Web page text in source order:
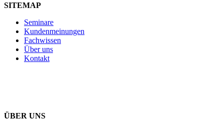
SITEMAP
Seminare
Kundenmeinungen
Fachwissen
Über uns
Kontakt
ÜBER UNS